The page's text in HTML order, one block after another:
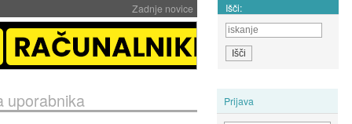
Zadnje novice Išči:
Prijava
uporabnika